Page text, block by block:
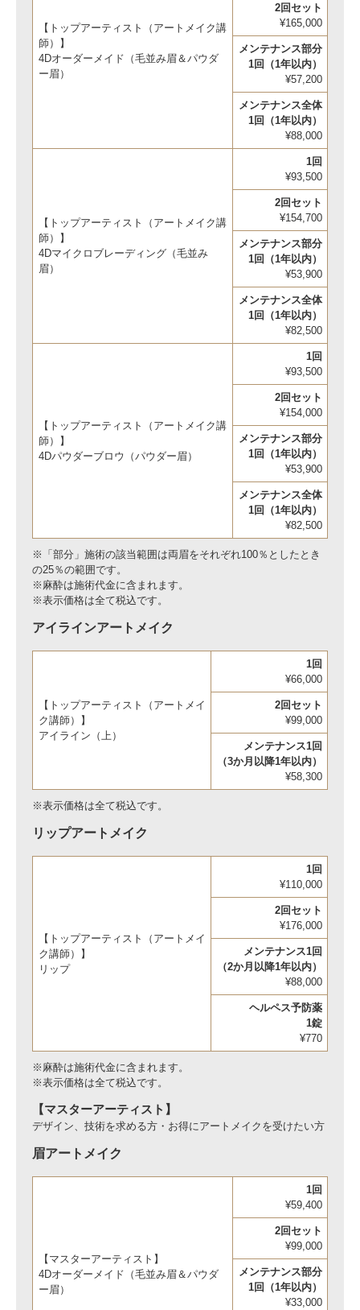
【トップアーティスト（アートメイク講
師）】
4Dオーダーメイド（毛並み眉＆パウダ
ー眉）
2回セット
¥165,000
メンテナンス部分
1回（1年以内）
¥57,200
メンテナンス全体
1回（1年以内）
¥88,000
【トップアーティスト（アートメイク講
師）】
4Dマイクロブレーディング（毛並み
眉）
1回
¥93,500
2回セット
¥154,700
メンテナンス部分
1回（1年以内）
¥53,900
メンテナンス全体
1回（1年以内）
¥82,500
【トップアーティスト（アートメイク講
師）】
4Dパウダーブロウ（パウダー眉）
1回
¥93,500
2回セット
¥154,000
メンテナンス部分
1回（1年以内）
¥53,900
メンテナンス全体
1回（1年以内）
¥82,500
※「部分」施術の該当範囲は両眉をそれぞれ100％としたとき
の25％の範囲です。
※麻酔は施術代金に含まれます。
※表示価格は全て税込です。
アイラインアートメイク
【トップアーティスト（アートメイ
ク講師）】
アイライン（上）
1回
¥66,000
2回セット
¥99,000
メンテナンス1回
（3か月以降1年以内）
¥58,300
※表示価格は全て税込です。
リップアートメイク
【トップアーティスト（アートメイ
ク講師）】
リップ
1回
¥110,000
2回セット
¥176,000
メンテナンス1回
（2か月以降1年以内）
¥88,000
ヘルペス予防薬
1錠
¥770
※麻酔は施術代金に含まれます。
※表示価格は全て税込です。
【マスターアーティスト 】
デザイン、技術を求める方・お得にアートメイクを受けたい方
眉アートメイク
【マスターアーティスト】
4Dオーダーメイド（毛並み眉＆パウダ
ー眉）
1回
¥59,400
2回セット
¥99,000
メンテナンス部分
1回（1年以内）
¥33,000